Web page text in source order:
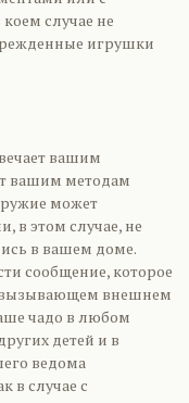
случае не
игрушки
вашим
вашим методам
может
в этом случае, не
в вашем доме.
сообщение, которое
вызывающем внешнем
чадо в любом
детей и в
ведома
в случае с